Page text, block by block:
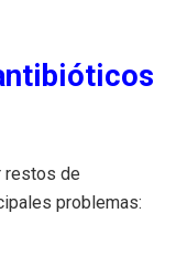
restos de
problemas: